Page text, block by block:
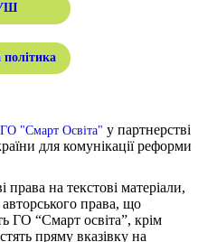
політика
ГО "Смарт Освіта" у партнерстві
для комунікації реформи
на текстові матеріали,
права, що
ГО “Смарт освіта”, крім
пряму вказівку на